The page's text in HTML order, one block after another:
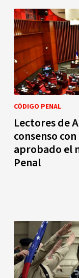
CÓDIGO PENAL
Lectores de
consenso
aprobado el
Penal